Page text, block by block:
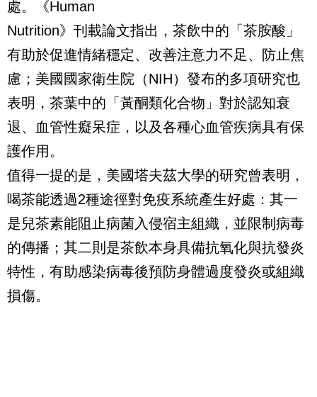
處。《Human
Nutrition》刊載論文指出，茶飲中的「茶胺酸」
有助於促進情緒穩定、改善注意力不足、防止焦
慮；美國國家衛生院（NIH）發布的多項研究也
表明，茶葉中的「黃酮類化合物」對於認知衰
退、血管性癡呆症，以及各種心血管疾病具有保
護作用。
值得一提的是，美國塔夫茲大學的研究曾表明，
喝茶能透過2種途徑對免疫系統產生好處：其一
是兒茶素能阻止病菌入侵宿主組織，並限制病毒
的傳播；其二則是茶飲本身具備抗氧化與抗發炎
特性，有助感染病毒後預防身體過度發炎或組織
損傷。